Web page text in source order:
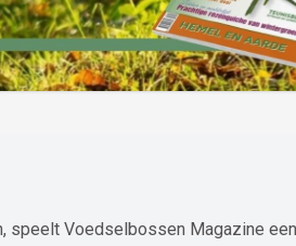
speelt Voedselbossen Magazine